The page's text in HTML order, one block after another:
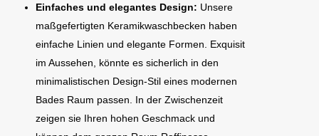
Einfaches und elegantes Design: Unsere
maßgefertigten Keramikwaschbecken haben
einfache Linien und elegante Formen. Exquisit
im Aussehen, könnte es sicherlich in den
minimalistischen Design-Stil eines modernen
Bades Raum passen. In der Zwischenzeit
zeigen sie Ihren hohen Geschmack und